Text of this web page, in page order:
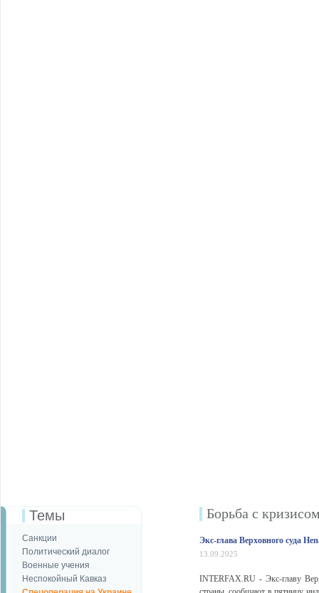
Темы
Санкции
Политический диалог
Военные учения
Неспокойный Кавказ
Борьба с
Экс-глава Верховного суда
13.09.2025
INTERFAX.RU - Экс-главу